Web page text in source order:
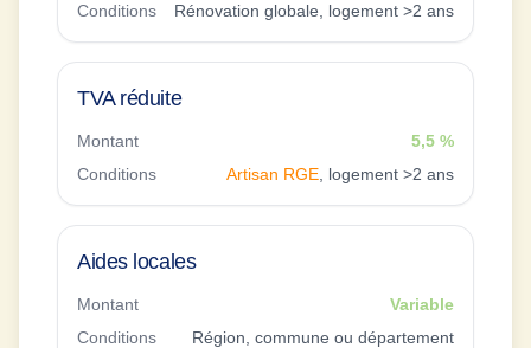
Conditions
Rénovation globale, logement >2 ans
TVA réduite
Montant
5,5 %
Conditions
Artisan RGE , logement >2 ans
Aides locales
Montant
Variable
Conditions
Région, commune ou département